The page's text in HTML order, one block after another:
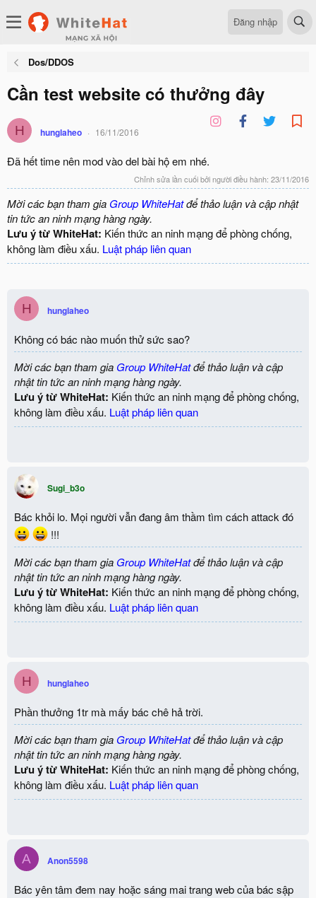
Đăng nhập
Dos/DDOS
Cần test website có thưởng đây
H hunglaheo 16/11/2016
Đã hết time nên mod vào del bài hộ em nhé.
Chỉnh sửa lần cuối bởi người điều hành: 23/11/2016
Mời các bạn tham gia Group WhiteHatđể thảo luận và cập nhật
tin tức an ninh mạng hàng ngày.
Lưu ý từ WhiteHat: Kiến thức an ninh mạng để phòng chống,
không làm điều xấu. Luật pháp liên quan
H hunglaheo
Không có bác nào muốn thử sức sao?
Mời các bạn tham gia Group WhiteHatđể thảo luận và cập
nhật tin tức an ninh mạng hàng ngày.
Lưu ý từ WhiteHat: Kiến thức an ninh mạng để phòng chống,
không làm điều xấu. Luật pháp liên quan
Sugi_b3o
Bác khỏi lo. Mọi người vẫn đang âm thầm tìm cách attack đó
!!!
Mời các bạn tham gia Group WhiteHatđể thảo luận và cập
nhật tin tức an ninh mạng hàng ngày.
Lưu ý từ WhiteHat: Kiến thức an ninh mạng để phòng chống,
không làm điều xấu. Luật pháp liên quan
H hunglaheo
Phần thưởng 1tr mà mấy bác chê hả trời.
Mời các bạn tham gia Group WhiteHatđể thảo luận và cập
nhật tin tức an ninh mạng hàng ngày.
Lưu ý từ WhiteHat: Kiến thức an ninh mạng để phòng chống,
không làm điều xấu. Luật pháp liên quan
A Anon5598
Bác yên tâm đem nay hoặc sáng mai trang web của bác sập